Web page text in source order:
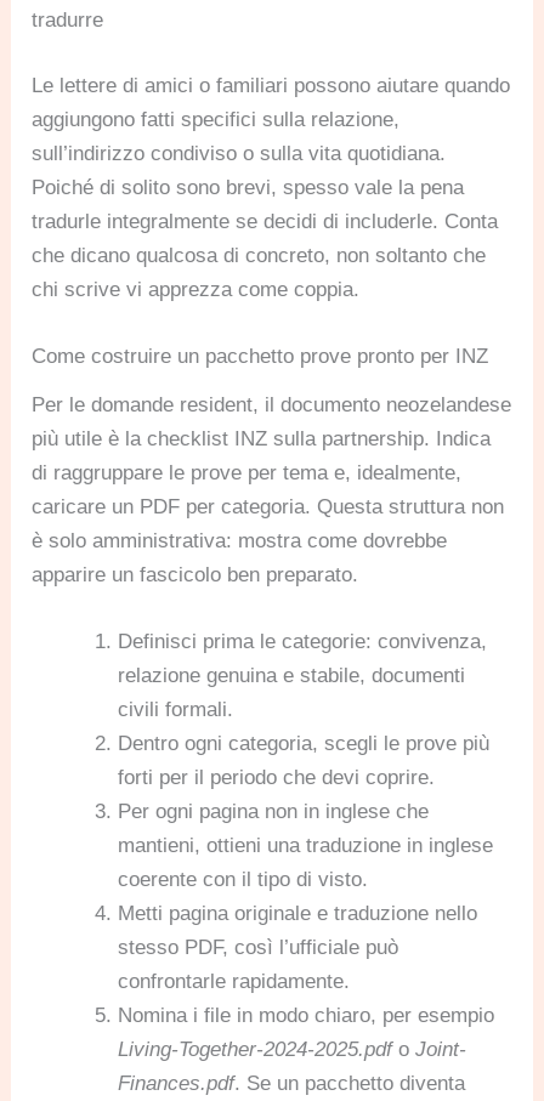
tradurre
Le lettere di amici o familiari possono aiutare quando
aggiungono fatti specifici sulla relazione,
sull’indirizzo condiviso o sulla vita quotidiana.
Poiché di solito sono brevi, spesso vale la pena
tradurle integralmente se decidi di includerle. Conta
che dicano qualcosa di concreto, non soltanto che
chi scrive vi apprezza come coppia.
Come costruire un pacchetto prove pronto per INZ
Per le domande resident, il documento neozelandese
più utile è la checklist INZ sulla partnership. Indica
di raggruppare le prove per tema e, idealmente,
caricare un PDF per categoria. Questa struttura non
è solo amministrativa: mostra come dovrebbe
apparire un fascicolo ben preparato.
Definisci prima le categorie: convivenza,
relazione genuina e stabile, documenti
civili formali.
Dentro ogni categoria, scegli le prove più
forti per il periodo che devi coprire.
Per ogni pagina non in inglese che
mantieni, ottieni una traduzione in inglese
coerente con il tipo di visto.
Metti pagina originale e traduzione nello
stesso PDF, così l’ufficiale può
confrontarle rapidamente.
Nomina i file in modo chiaro, per esempio
Living-Together-2024-2025.pdfoJoint-
Finances.pdf. Se un pacchetto diventa